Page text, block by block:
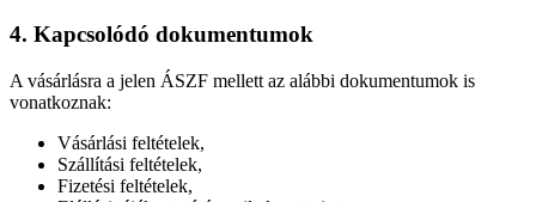
4. Kapcsolódó dokumentumok
A vásárlásra a jelen ÁSZF mellett az alábbi dokumentumok is
vonatkoznak:
Vásárlási feltételek,
Szállítási feltételek,
Fizetési feltételek,